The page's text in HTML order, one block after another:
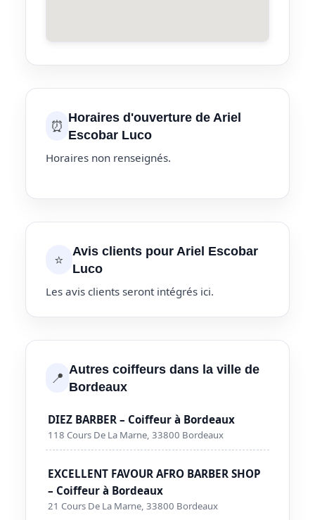
⏰ Horaires d'ouverture de Ariel
Escobar Luco
Horaires non renseignés.
⭐
Avis clients pour Ariel Escobar
Luco
Les avis clients seront intégrés ici.
📍 Autres coiffeurs dans la ville de
Bordeaux
DIEZ BARBER – Coiffeur à Bordeaux
118 Cours De La Marne, 33800 Bordeaux
EXCELLENT FAVOUR AFRO BARBER SHOP
– Coiffeur à Bordeaux
21 Cours De La Marne, 33800 Bordeaux